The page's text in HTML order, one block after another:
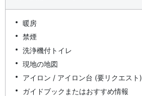
暖房
禁煙
洗浄機付トイレ
現地の地図
アイロン / アイロン台 (要リクエスト)
ガイドブックまたはおすすめ情報